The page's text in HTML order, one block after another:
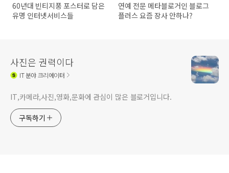
60년대 빈티지풍 포스터로 담은
유명 인터넷서비스들
연예 전문 메타블로거인 블로그
플러스 요즘 장사 안하나?
사진은 권력이다
IT분야 크리에이터
IT,카메라,사진,영화,문화에 관심이 많은 블로거입니다.
구독하기